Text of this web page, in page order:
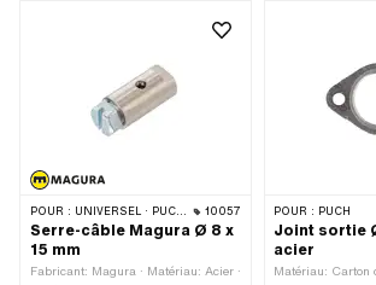
POUR : UNIVERSEL · PUCH · SACHS 10057
Serre-câble Magura Ø 8 x
15 mm
Fabricant: Magura · Matériau: Acier ·
POUR : PUCH
Joint sortie
acier
Matériau: Carton